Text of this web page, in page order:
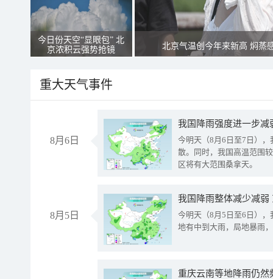
今日份天空“显眼包” 北
京浓积云强势抢镜
北京气温创今年来新高 焖蒸
重大天气事件
8月6日
今明天（8月6日至7日）
散。同时，我国高温范围
区将有大范围桑拿天。
8月5日
我国降雨整体减少减弱
今明天（8月5日至6日）
地有中到大雨，局地暴雨
重庆云南等地降雨仍然